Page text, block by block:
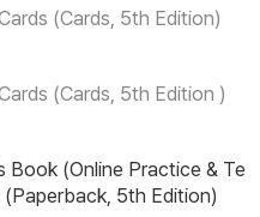
(Cards, 5th Edition)
(Cards, 5th Edition )
Book (Online Practice & Te
5th Edition)